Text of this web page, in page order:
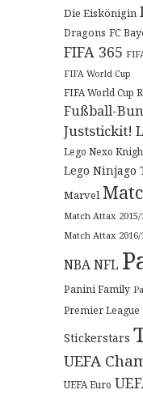
Die Eiskönigin
Dragons FC
FIFA 365
FIFA World Cup
FIFA World Cup
Fußball-
Juststickit!
Lego Nexo
Lego Ninjago
Marvel
Match Attax
Match Attax 2016/
NBANFL
Panini Family
Premier League
Stickerstars
UEFA
UEFA Euro